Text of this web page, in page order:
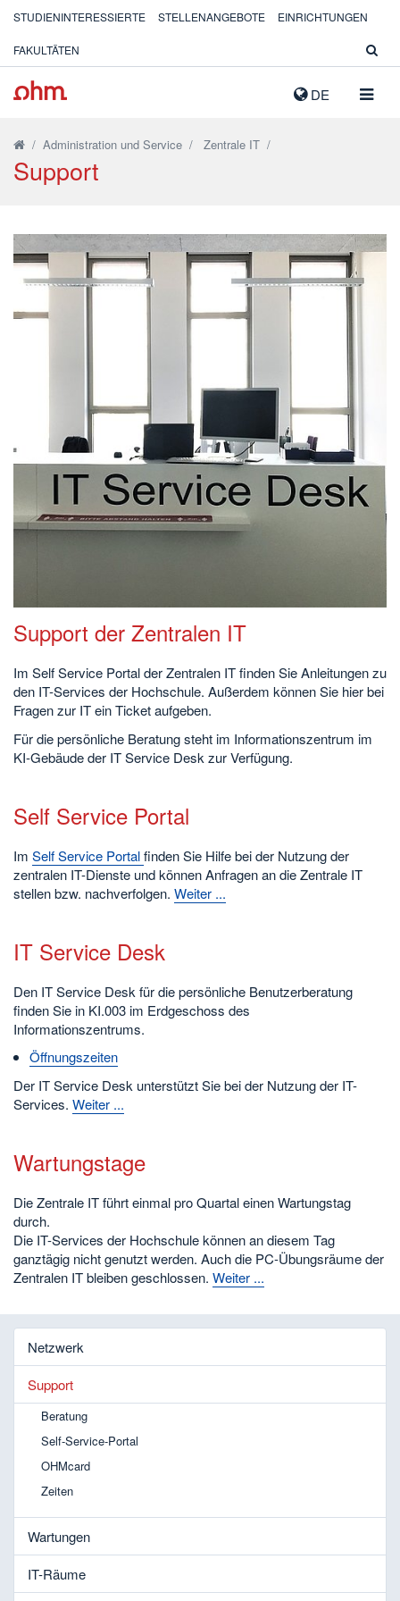
DE
STUDIENINTERESSIERTE STELLENANGEBOTE EINRICHTUNGEN
FAKULTÄTEN
/ Administration und Service / Zentrale IT /
Support
Support der Zentralen IT
Im Self Service Portal der Zentralen IT finden Sie Anleitungen zu
den IT-Services der Hochschule. Außerdem können Sie hier bei
Fragen zur IT ein Ticket aufgeben.
Für die persönliche Beratung steht im Informationszentrum im
KI-Gebäude der IT Service Desk zur Verfügung.
Self Service Portal
Im Self Service Portalfinden Sie Hilfe bei der Nutzung der
zentralen IT-Dienste und können Anfragen an die Zentrale IT
stellen bzw. nachverfolgen. Weiter ...
IT Service Desk
Den IT Service Desk für die persönliche Benutzerberatung
finden Sie in KI.003 im Erdgeschoss des
Informationszentrums.
Öffnungszeiten
Der IT Service Desk unterstützt Sie bei der Nutzung der IT-
Services. Weiter ...
Wartungstage
Die Zentrale IT führt einmal pro Quartal einen Wartungstag
durch.
Die IT-Services der Hochschule können an diesem Tag
ganztägig nicht genutzt werden. Auch die PC-Übungsräume der
Zentralen IT bleiben geschlossen. Weiter ...
Netzwerk
Support
Beratung
Self-Service-Portal
OHMcard
Zeiten
Wartungen
IT-Räume